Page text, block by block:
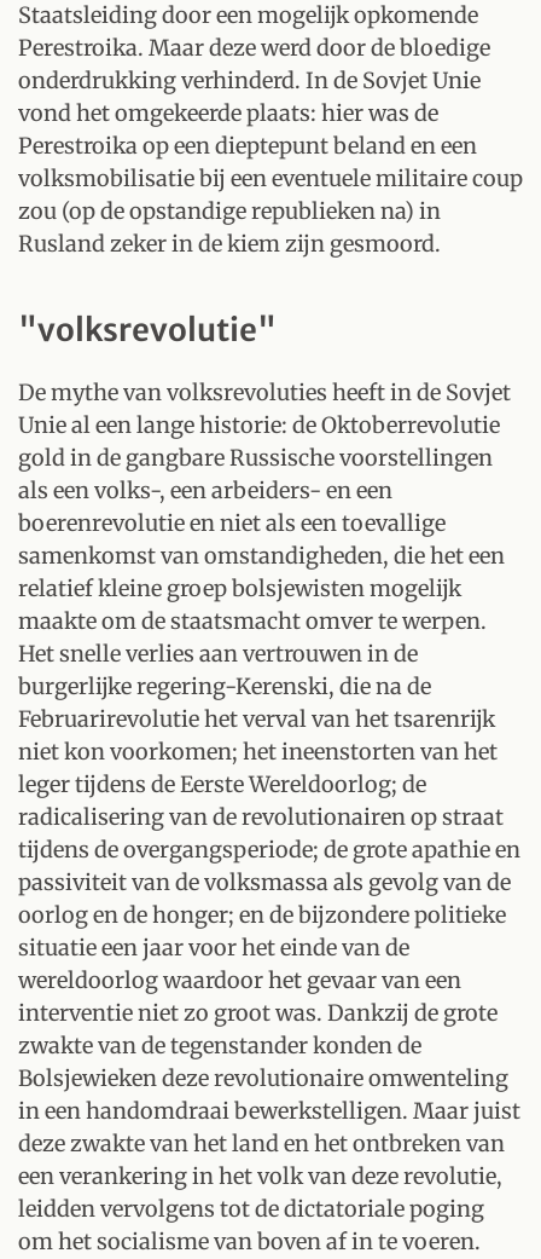
Staatsleiding door een mogelijk opkomende
Perestroika. Maar deze werd door de bloedige
onderdrukking verhinderd. In de Sovjet Unie
vond het omgekeerde plaats: hier was de
Perestroika op een dieptepunt beland en een
volksmobilisatie bij een eventuele militaire coup
zou (op de opstandige republieken na) in
Rusland zeker in de kiem zijn gesmoord.
"volksrevolutie"
De mythe van volksrevoluties heeft in de Sovjet
Unie al een lange historie: de Oktoberrevolutie
gold in de gangbare Russische voorstellingen
als een volks-, een arbeiders- en een
boerenrevolutie en niet als een toevallige
samenkomst van omstandigheden, die het een
relatief kleine groep bolsjewisten mogelijk
maakte om de staatsmacht omver te werpen.
Het snelle verlies aan vertrouwen in de
burgerlijke regering-Kerenski, die na de
Februarirevolutie het verval van het tsarenrijk
niet kon voorkomen; het ineenstorten van het
leger tijdens de Eerste Wereldoorlog; de
radicalisering van de revolutionairen op straat
tijdens de overgangsperiode; de grote apathie en
passiviteit van de volksmassa als gevolg van de
oorlog en de honger; en de bijzondere politieke
situatie een jaar voor het einde van de
wereldoorlog waardoor het gevaar van een
interventie niet zo groot was. Dankzij de grote
zwakte van de tegenstander konden de
Bolsjewieken deze revolutionaire omwenteling
in een handomdraai bewerkstelligen. Maar juist
deze zwakte van het land en het ontbreken van
een verankering in het volk van deze revolutie,
leidden vervolgens tot de dictatoriale poging
om het socialisme van boven af in te voeren.